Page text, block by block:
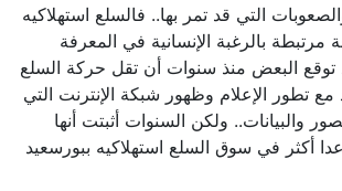
التي قد تمر بها.. فالسلع استهلاكيه
بالرغبة الإنسانية في المعرفة
البعض منذ سنوات أن تقل حركة السلع
تطور الإعلام وظهور شبكة الإنترنت التي
والبيانات.. ولكن السنوات أثبتت أنها
أكثر في سوق السلع استهلاكيه ببورسعيد